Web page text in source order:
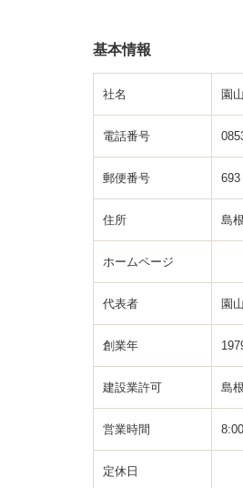
基本情報
社名 園
電話番号
郵便番号 693
住所 島
ホームページ
代表者 園
創業年
建設業許可 島
営業時間
定休日